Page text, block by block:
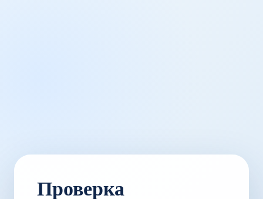
Проверка